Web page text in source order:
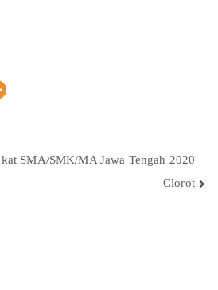
SMA/SMK/MA Jawa Tengah 2020
Clorot